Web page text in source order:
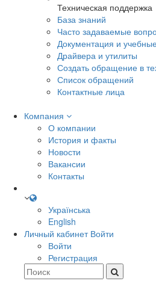
Техническая поддержка
База знаний
Часто задаваемые
Документация и
Драйвера и утилиты
Создать обращение в
Список обращений
Контактные лица
Компания
О компании
История и факты
Новости
Вакансии
Контакты
Українська
English
Личный кабинет Войти
Войти
Регистрация